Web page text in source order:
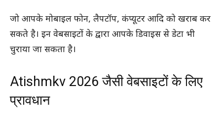
जो आपके मोबाइल फोन, लैपटॉप, कंप्यूटर आदि को खराब कर
सकते है। इन वेबसाइटों के द्वारा आपके डिवाइस से डेटा भी
चुराया जा सकता है।
Atishmkv 2026 जैसी वेबसाइटों के लिए
प्रावधान